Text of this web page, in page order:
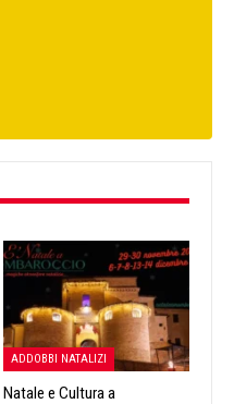
ADDOBBI NATALIZI
Natale e Cultura a